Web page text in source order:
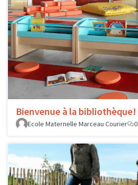
Bienvenue à la bibliothèque!
Ecole Maternelle Marceau Courier
0